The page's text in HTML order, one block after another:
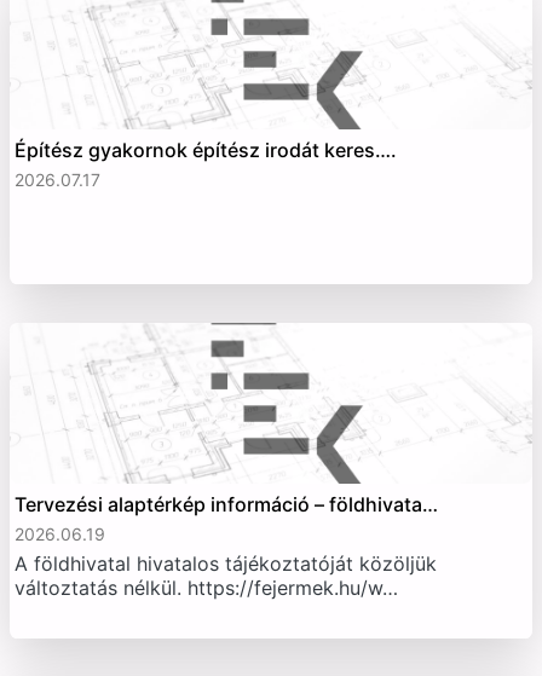
Építész gyakornok építész irodát keres….
2026.07.17
Tervezési alaptérkép információ – földhivata…
2026.06.19
A földhivatal hivatalos tájékoztatóját közöljük
változtatás nélkül. https://fejermek.hu/w…